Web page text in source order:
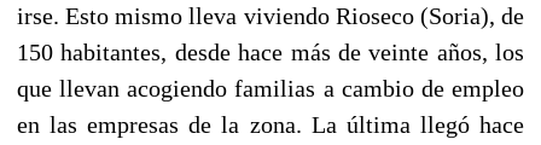
irse. Esto mismo lleva viviendo Rioseco (Soria), de
150 habitantes, desde hace más de veinte años, los
que llevan acogiendo familias a cambio de empleo
en las empresas de la zona. La última llegó hace